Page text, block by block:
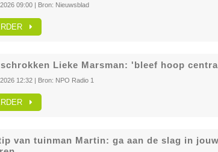
09:00| Bron: Nieuwsblad
Lieke Marsman: 'bleef hoop
12:32| Bron: NPO Radio 1
van tuinman Martin: ga aan de slag in